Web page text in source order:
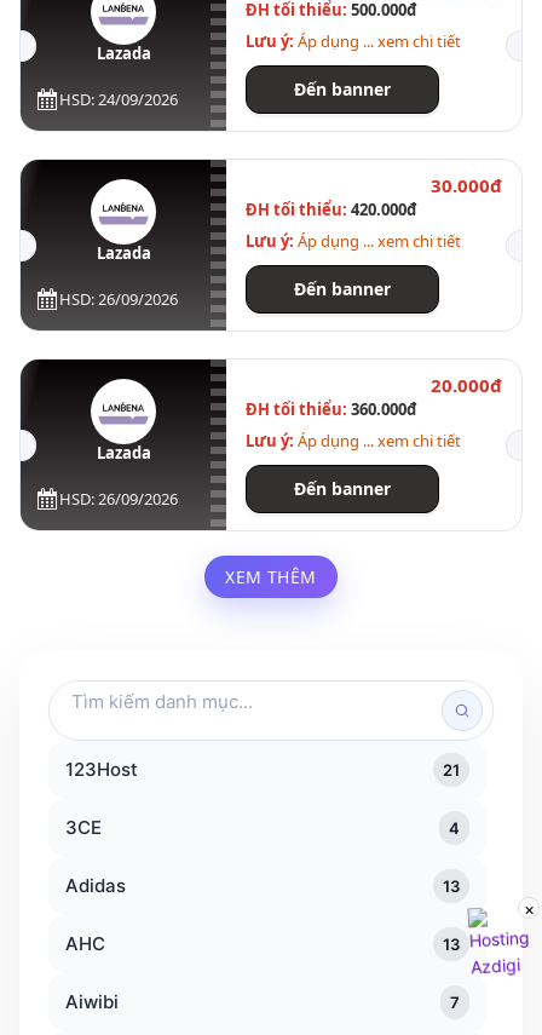
Lazada
HSD: 24/09/2026
ĐH tối thiểu: 500.000đ
Lưu ý: Áp dụng ... xem chi tiết
Đến banner
Lazada
HSD: 26/09/2026
30.000đ
ĐH tối thiểu: 420.000đ
Lưu ý: Áp dụng ... xem chi tiết
Đến banner
Lazada
HSD: 26/09/2026
20.000đ
ĐH tối thiểu: 360.000đ
Lưu ý: Áp dụng ... xem chi tiết
Đến banner
XEM THÊM
Tìm
kiếm
danh
mục
123Host 21
3CE 4
Adidas 13
AHC 13
Aiwibi 7
×